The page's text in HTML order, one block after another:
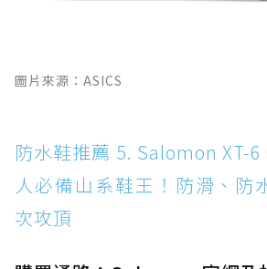
圖片來源：ASICS
防水鞋推薦 5. Salomon XT-6
人必備山系鞋王！防滑、防
次攻頂